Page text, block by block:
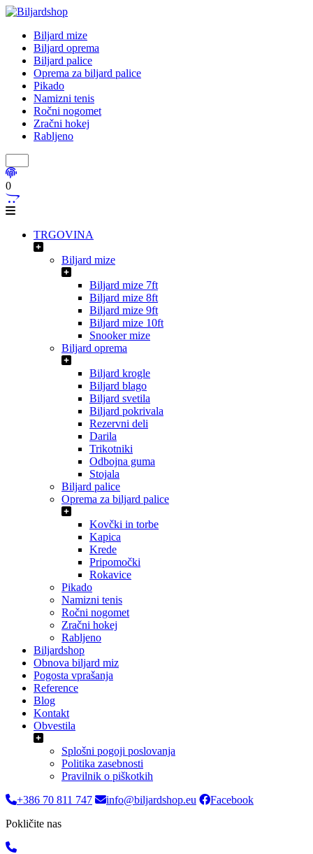
Biljard mize
Biljard oprema
Biljard palice
Oprema za biljard palice
Pikado
Namizni tenis
Ročni nogomet
Zračni hokej
Rabljeno
0
TRGOVINA
Biljard mize
Biljard mize 7ft
Biljard mize 8ft
Biljard mize 9ft
Biljard mize 10ft
Snooker mize
Biljard oprema
Biljard krogle
Biljard blago
Biljard svetila
Biljard pokrivala
Rezervni deli
Darila
Trikotniki
Odbojna guma
Stojala
Biljard palice
Oprema za biljard palice
Kovčki in torbe
Kapica
Krede
Pripomočki
Rokavice
Pikado
Namizni tenis
Ročni nogomet
Zračni hokej
Rabljeno
Biljardshop
Obnova biljard miz
Pogosta vprašanja
Reference
Blog
Kontakt
Obvestila
Splošni pogoji poslovanja
Politika zasebnosti
Pravilnik o piškotkih
+386 70 811 747
info@biljardshop.eu
Facebook
Pokličite nas